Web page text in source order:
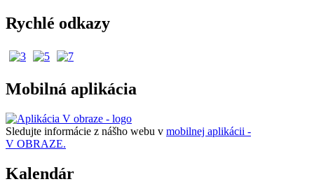
Rychlé odkazy
Mobilná aplikácia
Sledujte informácie z nášho webu v mobilnej aplikácii -
V OBRAZE.
Kalendár